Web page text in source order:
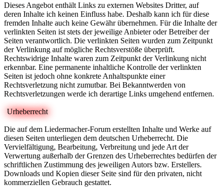
Dieses Angebot enthält Links zu externen Websites Dritter, auf
deren Inhalte ich keinen Einfluss habe. Deshalb kann ich für diese
fremden Inhalte auch keine Gewähr übernehmen. Für die Inhalte der
verlinkten Seiten ist stets der jeweilige Anbieter oder Betreiber der
Seiten verantwortlich. Die verlinkten Seiten wurden zum Zeitpunkt
der Verlinkung auf mögliche Rechtsverstöße überprüft.
Rechtswidrige Inhalte waren zum Zeitpunkt der Verlinkung nicht
erkennbar. Eine permanente inhaltliche Kontrolle der verlinkten
Seiten ist jedoch ohne konkrete Anhaltspunkte einer
Rechtsverletzung nicht zumutbar. Bei Bekanntwerden von
Rechtsverletzungen werde ich derartige Links umgehend entfernen.
Urheberrecht
Die auf dem Liedermacher-Forum erstellten Inhalte und Werke auf
diesen Seiten unterliegen dem deutschen Urheberrecht. Die
Vervielfältigung, Bearbeitung, Verbreitung und jede Art der
Verwertung außerhalb der Grenzen des Urheberrechtes bedürfen der
schriftlichen Zustimmung des jeweiligen Autors bzw. Erstellers.
Downloads und Kopien dieser Seite sind für den privaten, nicht
kommerziellen Gebrauch gestattet.